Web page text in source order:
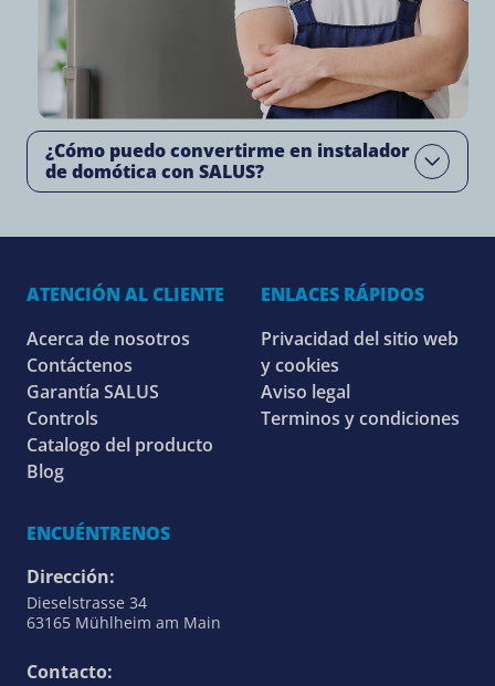
¿Cómo puedo convertirme en instalador
de domótica con SALUS?
Open
ATENCIÓN AL CLIENTE
Acerca de nosotros
Contáctenos
Garantía SALUS
Controls
Catalogo del producto
Blog
ENLACES RÁPIDOS
Privacidad del sitio web
y cookies
Aviso legal
Terminos y condiciones
ENCUÉNTRENOS
Dirección:
Dieselstrasse 34
63165 Mühlheim am Main
Contacto: